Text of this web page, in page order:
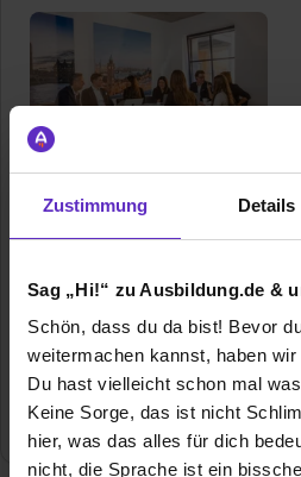
Zustimmung Details
Sag „Hi!“ zu Ausbildung.de &
Schön, dass du da bist! Bevor
weitermachen kannst, haben
Du hast vielleicht schon mal
Keine Sorge, das ist nicht
hier, was das alles für dich
nicht, die Sprache ist ein
Attikon Finanz AG
01721439011
E-Mail anzeigen
Gründungsjahr
Mitarbeiter